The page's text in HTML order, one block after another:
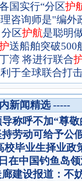
国实行“分区护
咨询师是"编外
区护航是聪明
送船舶突破500
湾 将进行联合
于全球联合打
新闻精选 -----
称呼不加“尊敬
劳动可给予公
毕业生择业政
在中国钓鱼岛
建设报道：不